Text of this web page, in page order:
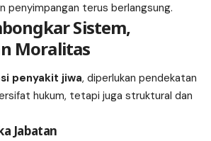
penyimpangan terus berlangsung.
Sistem,
Moralitas
penyakit jiwa, diperlukan pendekatan
hukum, tetapi juga struktural dan
Jabatan